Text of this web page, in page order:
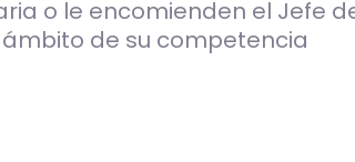
o le encomienden el Jefe
ámbito de su competencia